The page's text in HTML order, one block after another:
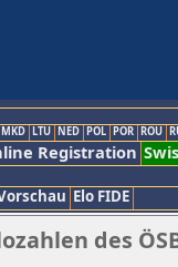
MKD LTU NED POL POR ROU
Registration
Elo FIDE
des